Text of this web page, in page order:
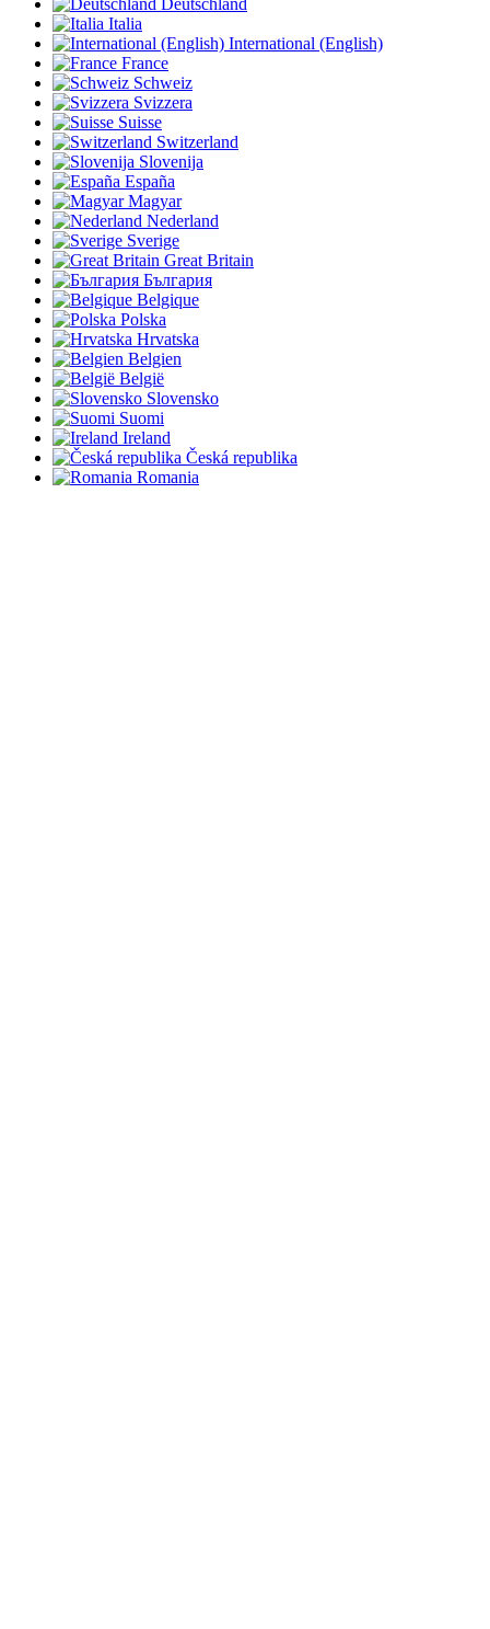
Italia
International (English)
France
Schweiz
Svizzera
Suisse
Switzerland
Slovenija
España
Magyar
Nederland
Sverige
Great Britain
България
Belgique
Polska
Hrvatska
Belgien
België
Slovensko
Suomi
Ireland
Česká republika
Romania